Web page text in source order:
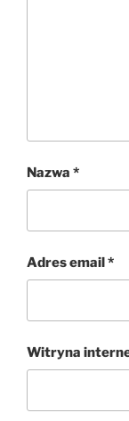
Nazwa *
Adres email*
Witryna